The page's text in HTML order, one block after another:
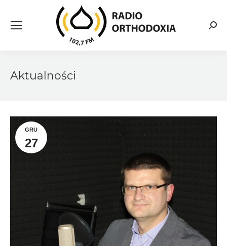
Aktualności
GRU
27